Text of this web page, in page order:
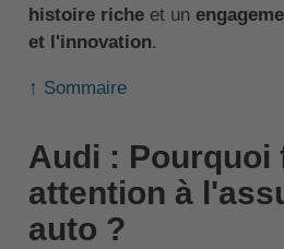
histoire richeet un
et l'innovation.
↑ Sommaire
Audi : Pourquoi
attention à
auto ?